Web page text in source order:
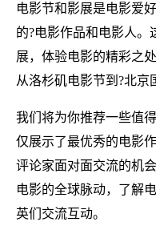
电影节和影展是电影爱
的?电影作品和电影人
展，体验电影的精彩之
从洛杉矶电影节到?北京
我们将为你推荐一些值
仅展示了最优秀的电影
评论家面对面交流的机
电影的全球脉动，了解
英们交流互动。